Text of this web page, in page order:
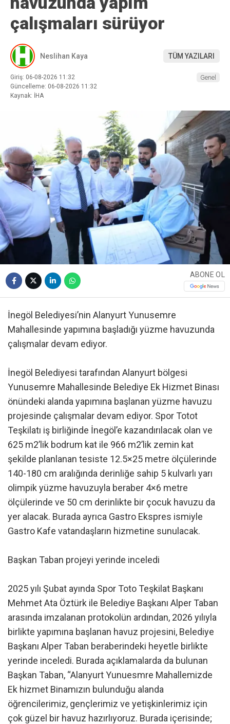
çalışmaları sürüyor
Neslihan Kaya TÜM YAZILARI
Giriş: 06-08-2026 11:32
Güncelleme: 06-08-2026 11:32
Kaynak: İHA
Genel
ABONE OL
İnegöl Belediyesi’nin Alanyurt Yunusemre
Mahallesinde yapımına başladığı yüzme havuzunda
çalışmalar devam ediyor.
İnegöl Belediyesi tarafından Alanyurt bölgesi
Yunusemre Mahallesinde Belediye Ek Hizmet Binası
önündeki alanda yapımına başlanan yüzme havuzu
projesinde çalışmalar devam ediyor. Spor Totot
Teşkilatı iş birliğinde İnegöl’e kazandırılacak olan ve
625 m2’lik bodrum kat ile 966 m2’lik zemin kat
şekilde planlanan tesiste 12.5×25 metre ölçülerinde
140-180 cm aralığında derinliğe sahip 5 kulvarlı yarı
olimpik yüzme havuzuyla beraber 4×6 metre
ölçülerinde ve 50 cm derinlikte bir çocuk havuzu da
yer alacak. Burada ayrıca Gastro Ekspres ismiyle
Gastro Kafe vatandaşların hizmetine sunulacak.
Başkan Taban projeyi yerinde inceledi
2025 yılı Şubat ayında Spor Toto Teşkilat Başkanı
Mehmet Ata Öztürk ile Belediye Başkanı Alper Taban
arasında imzalanan protokolün ardından, 2026 yılıyla
birlikte yapımına başlanan havuz projesini, Belediye
Başkanı Alper Taban beraberindeki heyetle birlikte
yerinde inceledi. Burada açıklamalarda da bulunan
Başkan Taban, “Alanyurt Yunuesmre Mahallemizde
Ek hizmet Binamızın bulunduğu alanda
öğrencilerimiz, gençlerimiz ve yetişkinlerimiz için
çok güzel bir havuz hazırlıyoruz. Burada içerisinde;